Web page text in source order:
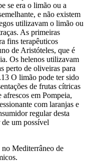
se era o limão ou a
e não existem
utilizavam o limão ou
As primeiras
fins terapêuticos
de Aristóteles, que é
Os helenos utilizavam
perto de oliveiras para
O limão pode ter sido
de frutas cítricas
afrescos em Pompeia,
com laranjas e
regular desta
um possível
Mediterrâneo de